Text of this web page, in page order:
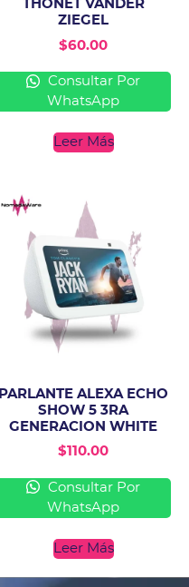
THONET VANDER
ZIEGEL
$60.00
Consultar Por
WhatsApp
Leer Más
PARLANTE ALEXA ECHO
SHOW 5 3RA
GENERACION WHITE
$110.00
Consultar Por
WhatsApp
Leer Más